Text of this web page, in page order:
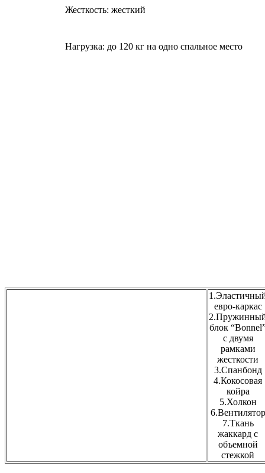
Жесткость: жесткий
Нагрузка: до 120 кг на одно спальное место
евро-каркас
блок
с двумя
рамками
жесткости
3.Спанбонд
4.Кокосовая
койра
5.Холкон
6.Вентилятор
7.Ткань
жаккард с
объемной
стежкой